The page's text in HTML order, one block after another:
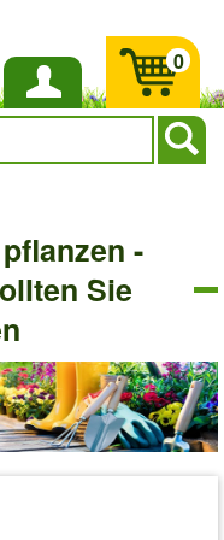
Anmelden
0
-
Sie